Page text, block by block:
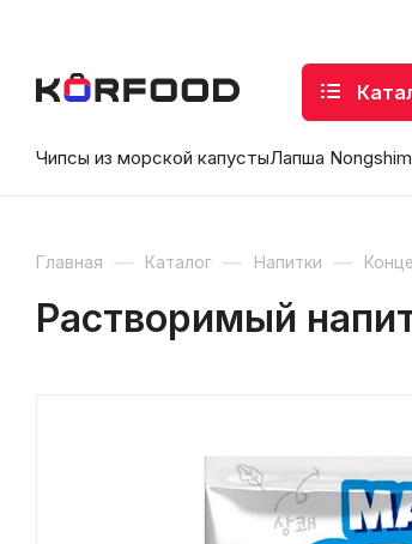
Чипсы из морской капустыЛапша Nongshim
Главная — Каталог — Напитки —
Растворимый